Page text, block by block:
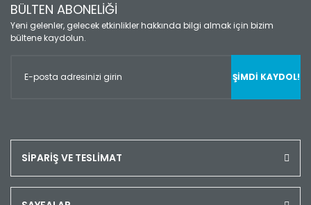
BÜLTEN ABONELİĞİ
Yeni gelenler, gelecek etkinlikler hakkında bilgi almak için bizim
bültene kaydolun.
ŞİMDİ KAYDOL!
SİPARİŞ VE TESLİMAT